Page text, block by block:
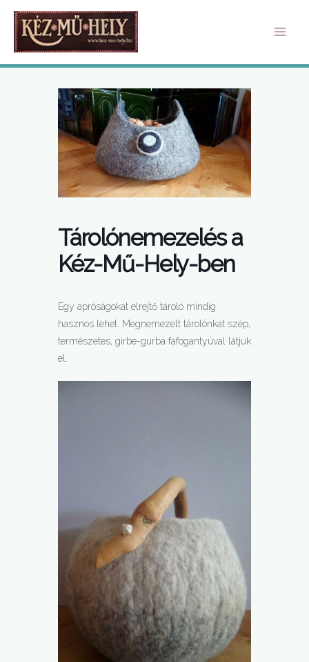
Skip
content
Tárolónemezelés a
Kéz-Mű-Hely-ben
Egy apróságokat elrejtő tároló mindig
hasznos lehet. Megnemezelt tárolónkat szép,
természetes, girbe-gurba fafogantyúval látjuk
el.